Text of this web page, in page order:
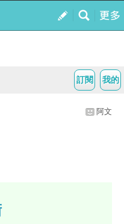
我的
訂閱
阿文